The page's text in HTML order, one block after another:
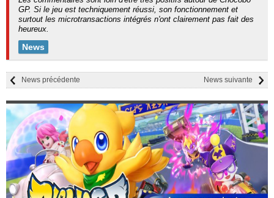
GP. Si le jeu est techniquement réussi, son fonctionnement et
surtout les microtransactions intégrés n'ont clairement pas fait des
heureux.
News
News suivante
News précédente